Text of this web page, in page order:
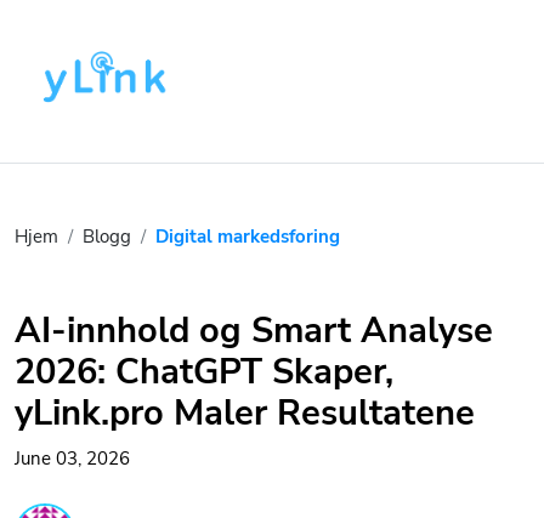
Hjem Blogg Digital markedsforing
AI-innhold og Smart Analyse
2026: ChatGPT Skaper,
yLink.pro Maler Resultatene
June 03, 2026